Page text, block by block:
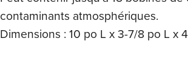
contaminants atmosphériques.
Dimensions : 10 po L x 3-7/8 po L x